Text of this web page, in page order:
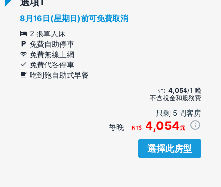
8月16日(星期日)前可免費取消
2 張單人床
免費自助停車
免費無線上網
免費代客停車
吃到飽自助式早餐
4,054/1 晚
不含稅金和服務費
只剩 5 間客房
每晚 4,054元
選擇此房型